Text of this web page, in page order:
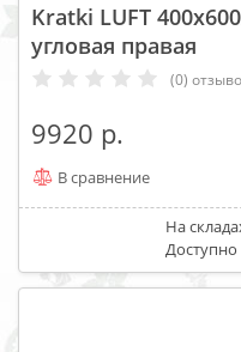
Kratki LUFT
угловая правая
(0)
9920
В сравнение
На
Доступно